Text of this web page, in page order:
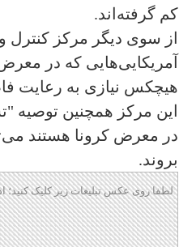
کم گرفته‌اند.
از سوی دیگر مرکز کنترل
آمریکایی‌هایی که در
این مرکز همچنین توصیه
در معرض کرونا هستند
بروند.
لطفا روی عکس تبلیغات زیر کلیک کنید؛